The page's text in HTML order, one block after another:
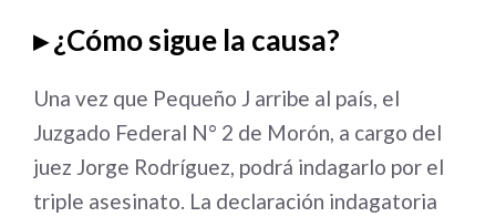
▸ ¿Cómo sigue la causa?
Una vez que Pequeño J arribe al país, el
Juzgado Federal N° 2 de Morón, a cargo del
juez Jorge Rodríguez, podrá indagarlo por el
triple asesinato. La declaración indagatoria